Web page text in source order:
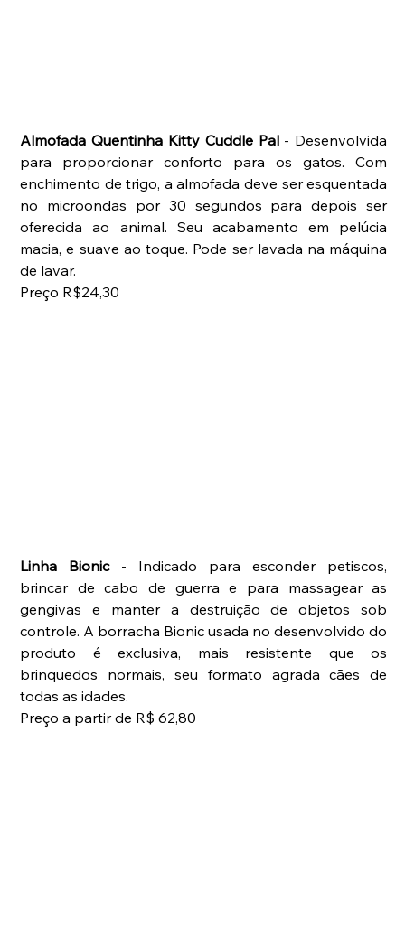
Almofada Quentinha Kitty Cuddle Pal - Desenvolvida
para proporcionar conforto para os gatos. Com
enchimento de trigo, a almofada deve ser esquentada
no microondas por 30 segundos para depois ser
oferecida ao animal. Seu acabamento em pelúcia
macia, e suave ao toque. Pode ser lavada na máquina
de lavar.
Preço R$24,30
Linha Bionic - Indicado para esconder petiscos,
brincar de cabo de guerra e para massagear as
gengivas e manter a destruição de objetos sob
controle. A borracha Bionic usada no desenvolvido do
produto é exclusiva, mais resistente que os
brinquedos normais, seu formato agrada cães de
todas as idades.
Preço a partir de R$ 62,80